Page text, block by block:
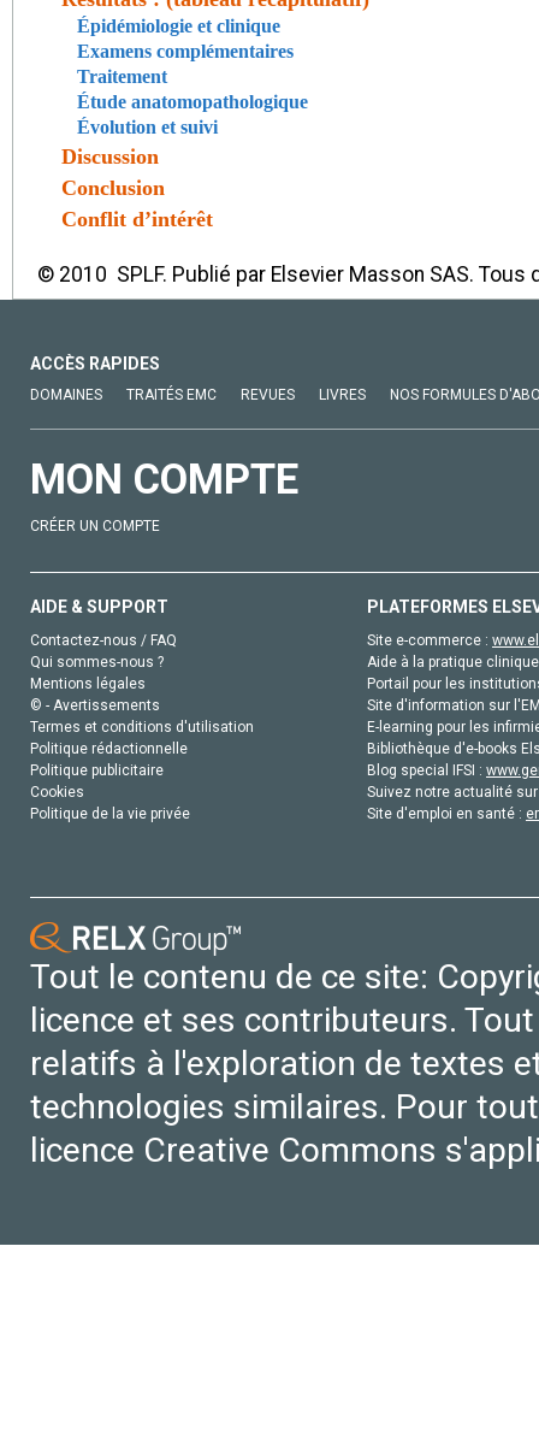
Épidémiologie et clinique
Examens complémentaires
Traitement
Étude anatomopathologique
Évolution et suivi
Discussion
Conclusion
Conflit d’intérêt
© 2010 SPLF. Publié par Elsevier Masson SAS. Tous
ACCÈS RAPIDES
DOMAINES TRAITÉS EMC REVUES LIVRES NOS FORMULES
MON COMPTE
CRÉER UN COMPTE
AIDE & SUPPORT
Contactez-nous / FAQ
Qui sommes-nous ?
Mentions légales
© - Avertissements
Termes et conditions d'utilisation
Politique rédactionnelle
Politique publicitaire
Cookies
Politique de la vie privée
PLATEFORMES
Site e-commerce :
Aide à la pratique
Portail pour les
Site d'information sur
E-learning pour les
Bibliothèque d'e-books
Blog special IFSI :
Suivez notre actualité
Site d'emploi en santé :
Tout le contenu de ce site:
licence et ses contributeurs.
relatifs à l'exploration de textes
technologies similaires. Pour
licence Creative Commons